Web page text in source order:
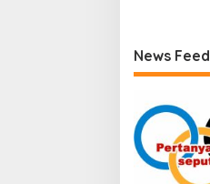
News Feed